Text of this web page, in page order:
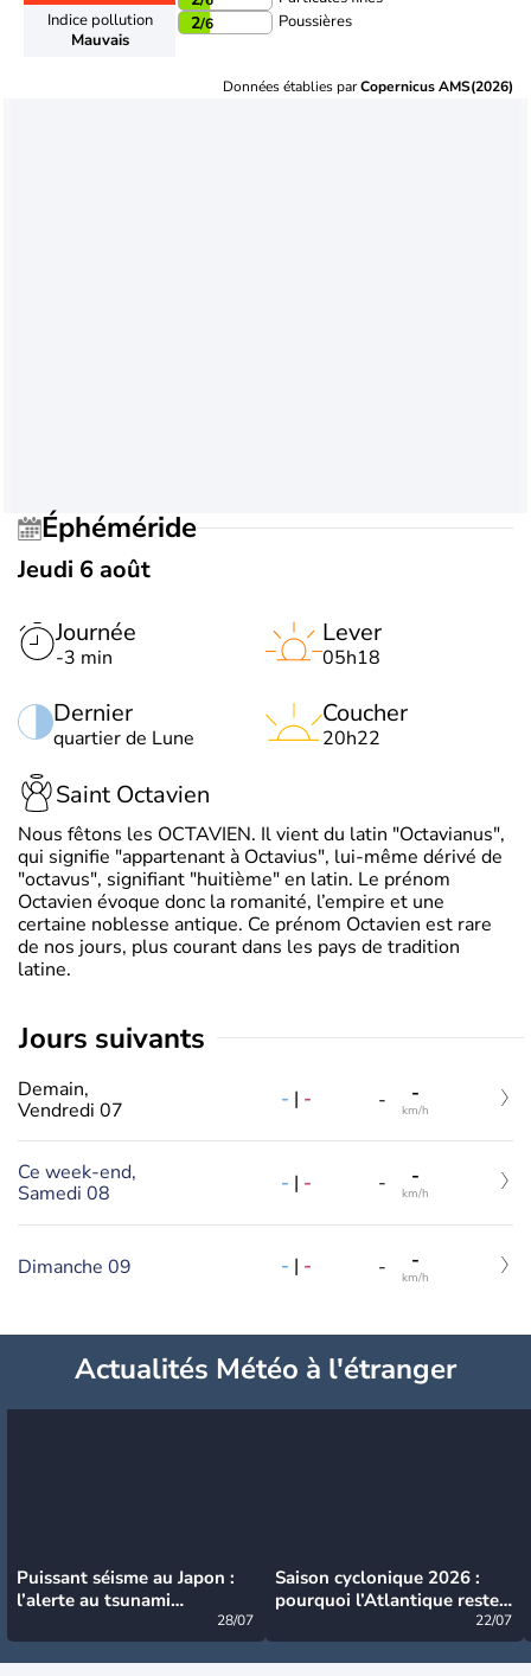
Indice pollution
Mauvais
2/6 Poussières
Données établies parCopernicus AMS(2026)
Éphéméride
Jeudi 6 août
Journée
-3 min
Dernier
quartier de Lune
Lever
05h18
Coucher
20h22
Saint Octavien
Nous fêtons les OCTAVIEN. Il vient du latin "Octavianus",
qui signifie "appartenant à Octavius", lui-même dérivé de
"octavus", signifiant "huitième" en latin. Le prénom
Octavien évoque donc la romanité, l’empire et une
certaine noblesse antique. Ce prénom Octavien est rare
de nos jours, plus courant dans les pays de tradition
latine.
jours suivants
Demain,
Vendredi 07
- | - - -
km/h
Ce week-end,
Samedi 08
- | - - -
km/h
Dimanche 09 - | - - -
km/h
Actualités Météo à l'étranger
Puissant séisme au Japon :
l’alerte au tsunami
28/07
Saison cyclonique 2026 :
pourquoi l’Atlantique reste
22/07